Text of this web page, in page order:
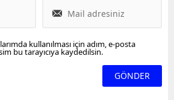
kullanılması için adım, e-posta
bu tarayıcıya kaydedilsin.